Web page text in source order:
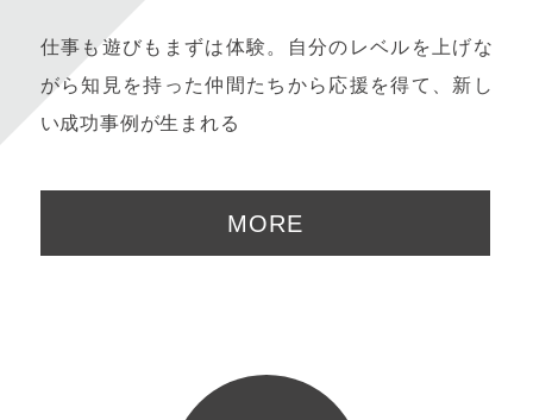
仕事も遊びもまずは体験。自分のレベルを上げな
がら知見を持った仲間たちから応援を得て、新し
い成功事例が生まれる
MORE